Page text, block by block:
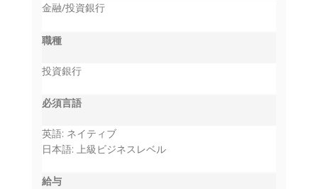
金融/投資銀行
職種
投資銀行
必須言語
英語: ネイティブ
日本語: 上級ビジネスレベル
給与